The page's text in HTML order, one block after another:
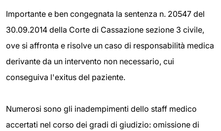
Importante e ben congegnata la sentenza n. 20547 del
30.09.2014 della Corte di Cassazione sezione 3 civile,
ove si affronta e risolve un caso di responsabilità medica
derivante da un intervento non necessario, cui
conseguiva l'exitus del paziente.
Numerosi sono gli inadempimenti dello staff medico
accertati nel corso dei gradi di giudizio: omissione di